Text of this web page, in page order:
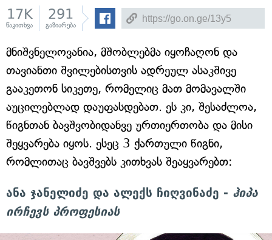
17K
წაკითხვა
291
გაზიარება
მნიშვნელოვანია, მშობლებმა იყოჩაღონ და
თავიანთი შვილებისთვის ადრეულ ასაკშივე
გააკეთონ სიკეთე, რომელიც მათ მომავალში
აუცილებლად დაუფასდებათ. ეს კი, შესაძლოა,
წიგნთან ბავშვობიდანვე ურთიერთობა და მისი
შეყვარება იყოს. ესეც 3 ქართული წიგნი,
რომლითაც ბავშვებს კითხვას შეაყვარებთ:
ანა ჯანელიძე და ალექს ჩიღვინაძე - ჰიპა
ირჩევს პროფესიას